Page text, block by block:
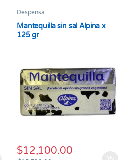
Despensa
Mantequilla sin sal Alpina x
125 gr
$12,100.00